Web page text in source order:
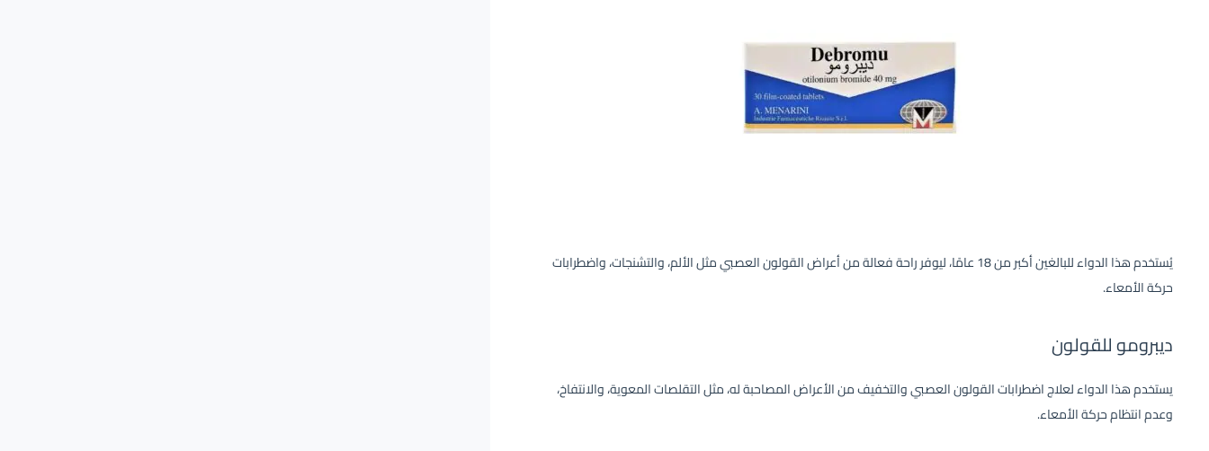
يُستخدم هذا الدواء للبالغين أكبر من 18 عامًا، ليوفر راحة فعالة من أعراض القولون العصبي مثل الألم، والتشنجات، واضطرابات
حركة الأمعاء.
ديبرومو للقولون
يستخدم هذا الدواء لعلاج اضطرابات القولون العصبي والتخفيف من الأعراض المصاحبة له، مثل التقلصات المعوية، والانتفاخ،
وعدم انتظام حركة الأمعاء.